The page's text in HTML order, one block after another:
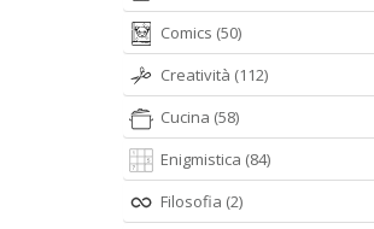
Comics (50)
Creatività (112)
Cucina (58)
Enigmistica (84)
Filosofia (2)